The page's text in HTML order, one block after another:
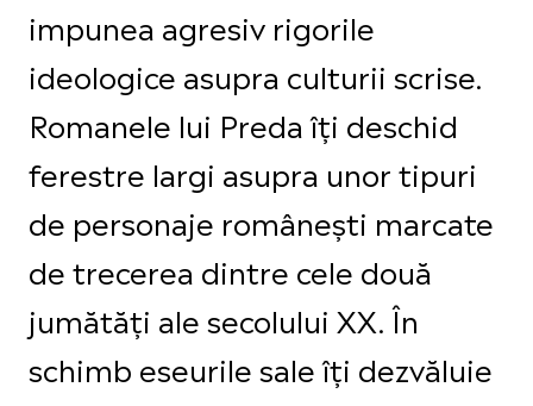
impunea agresiv rigorile
ideologice asupra culturii scrise.
Romanele lui Preda îți deschid
ferestre largi asupra unor tipuri
de personaje românești marcate
de trecerea dintre cele două
jumătăți ale secolului XX. În
schimb eseurile sale îți dezvăluie